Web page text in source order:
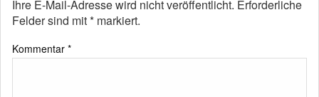
Ihre E-Mail-Adresse wird nicht veröffentlicht. Erforderliche
Felder sind mit* markiert.
Kommentar *